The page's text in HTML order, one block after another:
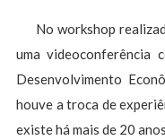
No workshop
uma videoconferência
Desenvolvimento
houve a troca de
existe há mais de 20